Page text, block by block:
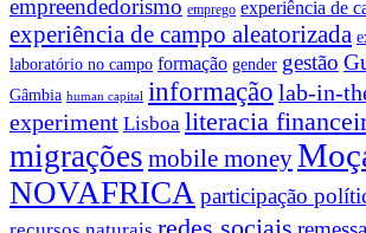
empreendedorismo emprego experiência de
experiência de campo aleatorizada
laboratório no campo formação gender gestão
Gâmbia human capital informação lab-in-
experiment Lisboa literacia
migrações mobile money
NOVAFRICAparticipação